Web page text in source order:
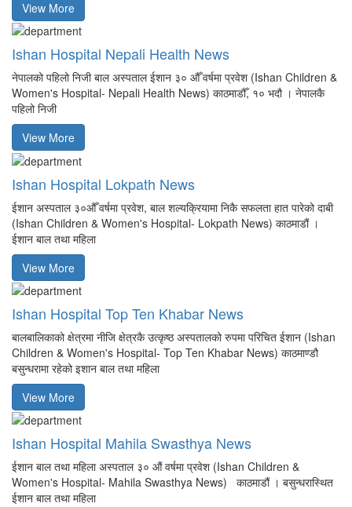
View More
Ishan Hospital Nepali Health News
नेपालको पहिलो निजी बाल अस्पताल ईशान ३० औँ वर्षमा प्रवेश (Ishan Children &
Women's Hospital- Nepali Health News) काठमाडौँ, १० भदौ । नेपालकै
पहिलो निजी
View More
Ishan Hospital Lokpath News
ईशान अस्पताल ३०औँ वर्षमा प्रवेश, बाल शल्यक्रियामा निकै सफलता हात पारेको दाबी
(Ishan Children & Women's Hospital- Lokpath News) काठमाडौं ।
ईशान बाल तथा महिला
View More
Ishan Hospital Top Ten Khabar News
बालबालिकाको क्षेत्रमा नीजि क्षेत्रकै उत्कृष्ठ अस्पतालको रुपमा परिचित ईशान (Ishan
Children & Women's Hospital- Top Ten Khabar News) काठमाण्डौ
बसुन्धरामा रहेको इशान बाल तथा महिला
View More
Ishan Hospital Mahila Swasthya News
ईशान बाल तथा महिला अस्पताल ३० औं वर्षमा प्रवेश (Ishan Children &
Women's Hospital- Mahila Swasthya News) काठमाडौं । बसुन्धरास्थित
ईशान बाल तथा महिला